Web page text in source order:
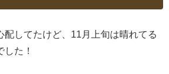
配してたけど、11月上旬は晴れてる
た！